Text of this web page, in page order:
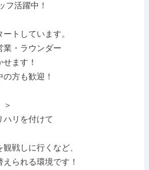
フ活躍中！
トしています。
業・ラウンダー
ます！
方も歓迎！
＞
ハリを付けて
戦しに行くなど、
られる環境です！